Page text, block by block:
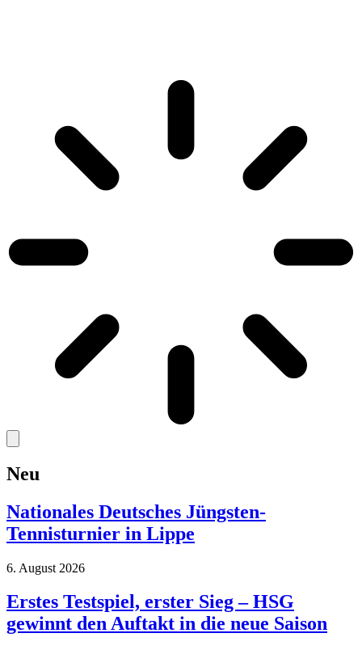
Neu
Nationales Deutsches Jüngsten-
Tennisturnier in Lippe
6. August 2026
Erstes Testspiel, erster Sieg – HSG
gewinnt den Auftakt in die neue Saison